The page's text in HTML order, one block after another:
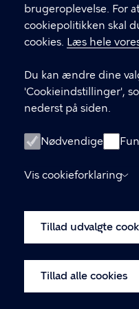
brugeroplevelse. For
cookiepolitikken skal
cookies. Læs hele
Du kan ændre dine
'Cookieindstillinger',
nederst på siden.
Nødvendige
Vis cookieforklaring
Tillad udvalgte
Tillad alle cookies
GENVEJE
Digital Post
Databeskyttelse
Om hjemmesiden
Cookiepolitik